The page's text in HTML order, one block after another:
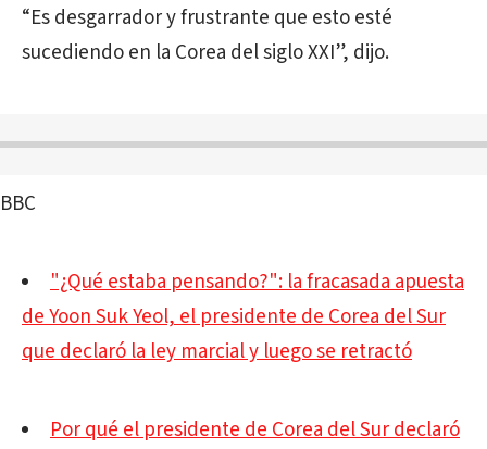
“Es desgarrador y frustrante que esto esté
sucediendo en la Corea del siglo XXI”, dijo.
BBC
"¿Qué estaba pensando?": la fracasada apuesta
de Yoon Suk Yeol, el presidente de Corea del Sur
que declaró la ley marcial y luego se retractó
Por qué el presidente de Corea del Sur declaró